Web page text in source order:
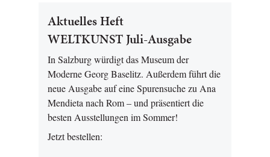
Aktuelles Heft
WELTKUNST Juli-Ausgabe
In Salzburg würdigt das Museum der
Moderne Georg Baselitz. Außerdem führt die
neue Ausgabe auf eine Spurensuche zu Ana
Mendieta nach Rom – und präsentiert die
besten Ausstellungen im Sommer!
Jetzt bestellen: